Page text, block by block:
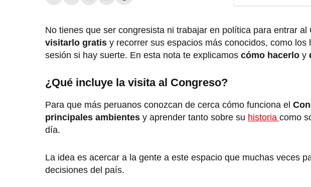
No tienes que ser congresista ni trabajar en política para entrar al
visitarlo gratis y recorrer sus espacios más conocidos, como
sesión si hay suerte. En esta nota te explicamos cómo hacerlo y
¿Qué incluye la visita al Congreso?
Para que más peruanos conozcan de cerca cómo funciona el
principales ambientes y aprender tanto sobre su historia como
día.
La idea es acercar a la gente a este espacio que muchas veces
decisiones del país.